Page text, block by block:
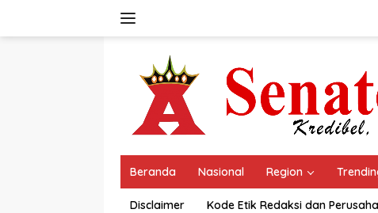
Beranda Nasional Region
Disclaimer Kode Etik Redaksi dan